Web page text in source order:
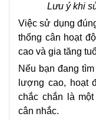
Lưu ý khi
Việc sử dụng
thống cân hoạt
cao và gia tăng
Nếu bạn đang
lượng cao, hoạt
chắc chắn là
cân nhắc.